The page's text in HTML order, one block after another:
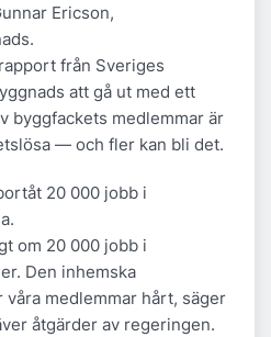
Ericson,
från Sveriges
att gå ut med ett
byggfackets medlemmar är
— och fler kan bli det.
20 000 jobb i
om 20 000 jobb i
Den inhemska
medlemmar hårt, säger
åtgärder av regeringen.